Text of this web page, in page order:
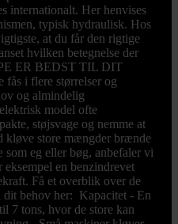
internationalt. Her henvises
typisk hydraulisk. Hos
at du får den rigtige
hvilken betegnelse der
ER BEDST TIL DIT
i flere størrelser og
og almindelig
model ofte
støjsvage og nemme at
kløve store mængder brænde
som eg eller bøg, anbefaler vi
en benzindrevet
Få et overblik over de
behov her: Kapacitet - En
7 tons, hvor de store kan